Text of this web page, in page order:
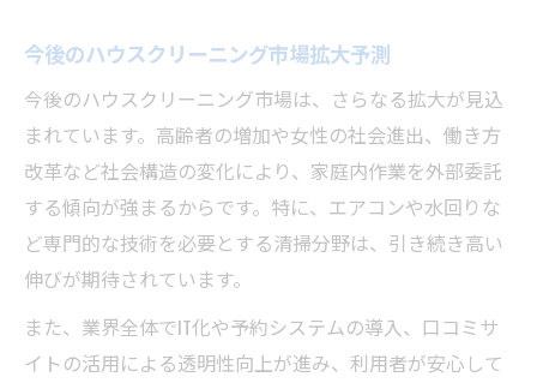
将来性から見る業界の魅力と可能性
ハウスクリーニング業界の将来性と成長ポ
イント
高齢化社会で広がるハウスクリーニング需
要
新サービス登場で変わる業界の可能性
ハウスクリーニング業界の収益性と魅力分
析
時代の変化に対応する業界の強みを解説
今後のハウスクリーニング市場拡大予測
今後のハウスクリーニング市場は、さらなる拡大が見込
まれています。高齢者の増加や女性の社会進出、働き方
改革など社会構造の変化により、家庭内作業を外部委託
する傾向が強まるからです。特に、エアコンや水回りな
ど専門的な技術を必要とする清掃分野は、引き続き高い
伸びが期待されています。
また、業界全体でIT化や予約システムの導入、口コミサ
イトの活用による透明性向上が進み、利用者が安心して